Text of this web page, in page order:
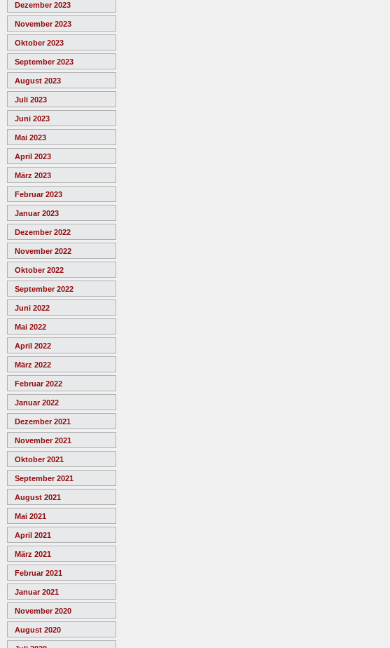
Dezember 2023
November 2023
Oktober 2023
September 2023
August 2023
Juli 2023
Juni 2023
Mai 2023
April 2023
März 2023
Februar 2023
Januar 2023
Dezember 2022
November 2022
Oktober 2022
September 2022
Juni 2022
Mai 2022
April 2022
März 2022
Februar 2022
Januar 2022
Dezember 2021
November 2021
Oktober 2021
September 2021
August 2021
Mai 2021
April 2021
März 2021
Februar 2021
Januar 2021
November 2020
August 2020